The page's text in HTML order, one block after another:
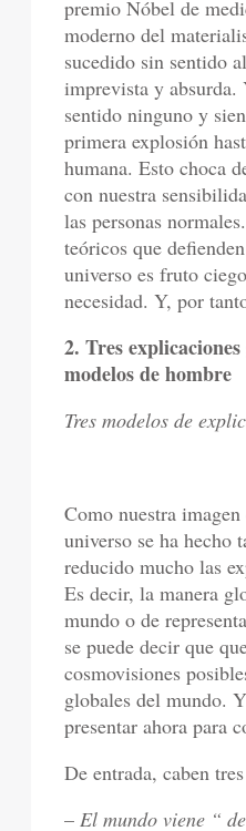
premio Nóbel de
moderno del
sucedido sin sentido
imprevista y absurda.
sentido ninguno y
primera explosión
humana. Esto choca
con nuestra
las personas
teóricos que
universo es fruto
necesidad. Y, por
2. Tres
modelos de hombre
Tres modelos de
Como nuestra
universo se ha hecho
reducido mucho las
Es decir, la manera
mundo o de
se puede decir que
cosmovisiones
globales del mundo.
presentar ahora para
De entrada, caben
–El mundo viene “